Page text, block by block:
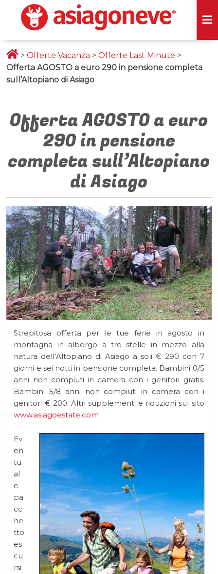
>Offerte Vacanza >Offerte Last Minute >
Offerta AGOSTO a euro 290 in pensione completa
sull’Altopiano di Asiago
Offerta AGOSTO a euro
290 in pensione
completa sull’Altopiano
di Asiago
Strepitosa offerta per le tue ferie in agosto in
montagna in albergo a tre stelle in mezzo alla
natura dell’Altopiano di Asiago a soli € 290 con 7
giorni e sei notti in pensione completa. Bambini 0/5
anni non compiuti in camera con i genitori gratis.
Bambini 5/8 anni non compiuti in camera con i
genitori € 200. Altri supplementi e riduzioni sul sito
www.asiagoestate.com
Ev
en
tu
al
e
pa
cc
he
tto
es
cu
rsi